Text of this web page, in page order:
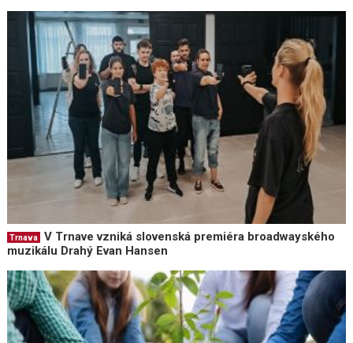
Trnava
V Trnave vzniká slovenská premiéra broadwayského
muzikálu Drahý Evan Hansen